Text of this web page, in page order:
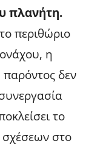
πλανήτη.
περιθώριο
η
παρόντος δεν
το
στο